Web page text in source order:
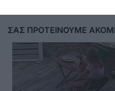
ΣΑΣ ΠΡΟΤΕΙΝΟΥΜΕ